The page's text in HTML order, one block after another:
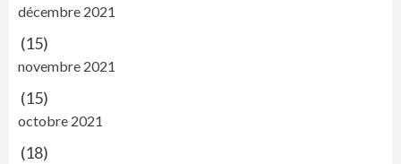
décembre 2021
(15)
novembre 2021
(15)
octobre 2021
(18)